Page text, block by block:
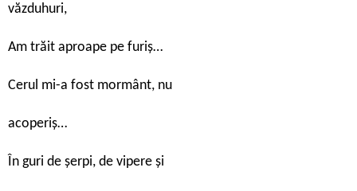
văzduhuri,
Am trăit aproape pe furiș…
Cerul mi-a fost mormânt, nu
acoperiș…
În guri de șerpi, de vipere și